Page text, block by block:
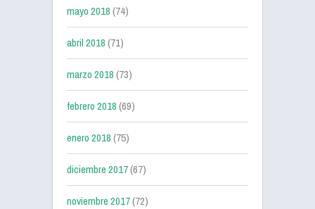
mayo 2018(74)
abril 2018(71)
marzo 2018(73)
febrero 2018(69)
enero 2018(75)
diciembre 2017(67)
noviembre 2017(72)